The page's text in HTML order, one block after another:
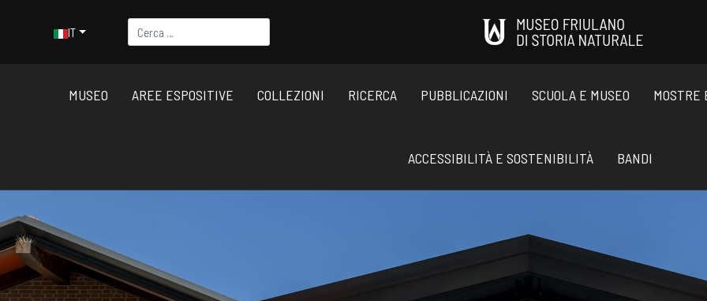
Seleziona la tua lingua
IT
MUSEO AREE ESPOSITIVE COLLEZIONI RICERCA PUBBLICAZIONI SCUOLA E MUSEO MOSTRE
ACCESSIBILITÀ E SOSTENIBILITÀ BANDI